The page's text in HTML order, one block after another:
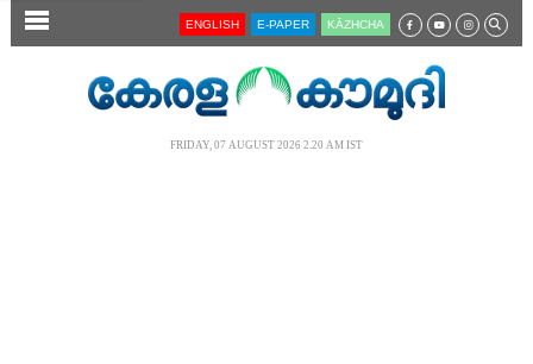
SECTIONS ENGLISH E-PAPER KĀZHCHA
FRIDAY, 07 AUGUST 2026 2.20 AM IST